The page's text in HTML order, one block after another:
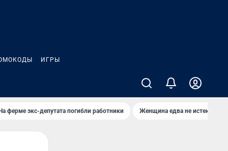
ИГРЫ
ферме экс-депутата погибли работники Женщина едва не истекла